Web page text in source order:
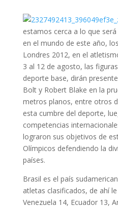
estamos cerca a lo que
en el mundo de este año,
Londres 2012, en el
3 al 12 de agosto, las
deporte base, dirán
Bolt y Robert Blake en la
metros planos, entre otros
esta cumbre del deporte,
competencias
lograron sus objetivos de
Olímpicos defendiendo la
países.
Brasil es el país
atletas clasificados, de ahí
Venezuela 14, Ecuador 13,